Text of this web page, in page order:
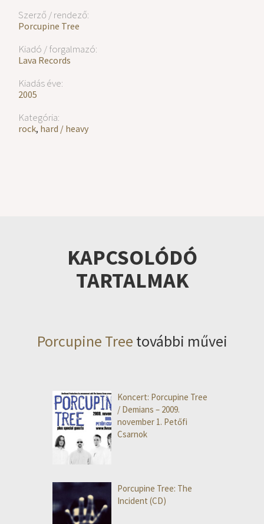
Szerző / rendező:
Porcupine Tree
Kiadó / forgalmazó:
Lava Records
Kiadás éve:
2005
Kategória:
rock, hard / heavy
KAPCSOLÓDÓ
TARTALMAK
Porcupine Tree további művei
Koncert: Porcupine Tree
/ Demians – 2009.
november 1. Petőfi
Csarnok
Porcupine Tree: The
Incident (CD)